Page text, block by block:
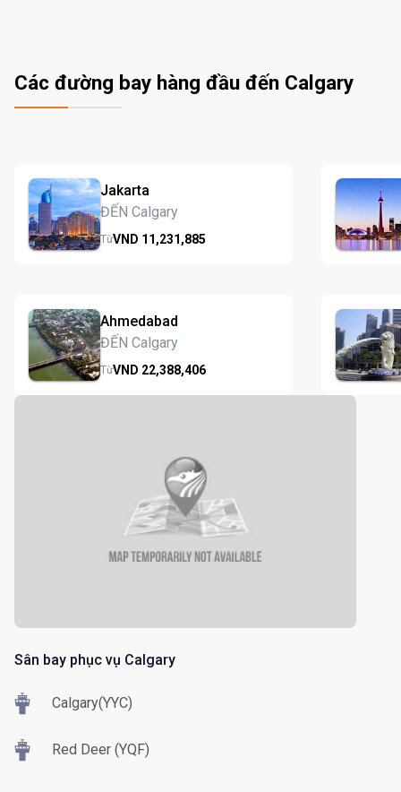
Các đường bay hàng đầu đến Calgary
Jakarta
ĐẾN Calgary
TừVND 11,231,885
Ahmedabad
ĐẾN Calgary
TừVND 22,388,406
Sân bay phục vụ Calgary
Calgary(YYC)
Red Deer (YQF)